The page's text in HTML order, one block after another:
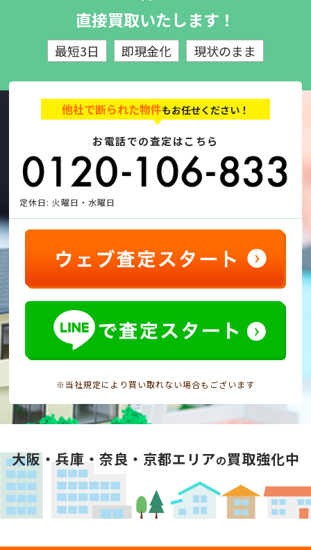
直接買取いたします！
最短3日 即現金化 現状のまま
他社で断られた物件もお任せください！
お電話での査定はこちら
定休日: 火曜日・水曜日
※当社規定により買い取れない場合もございます
大阪・兵庫・奈良・京都エリアの買取強化中